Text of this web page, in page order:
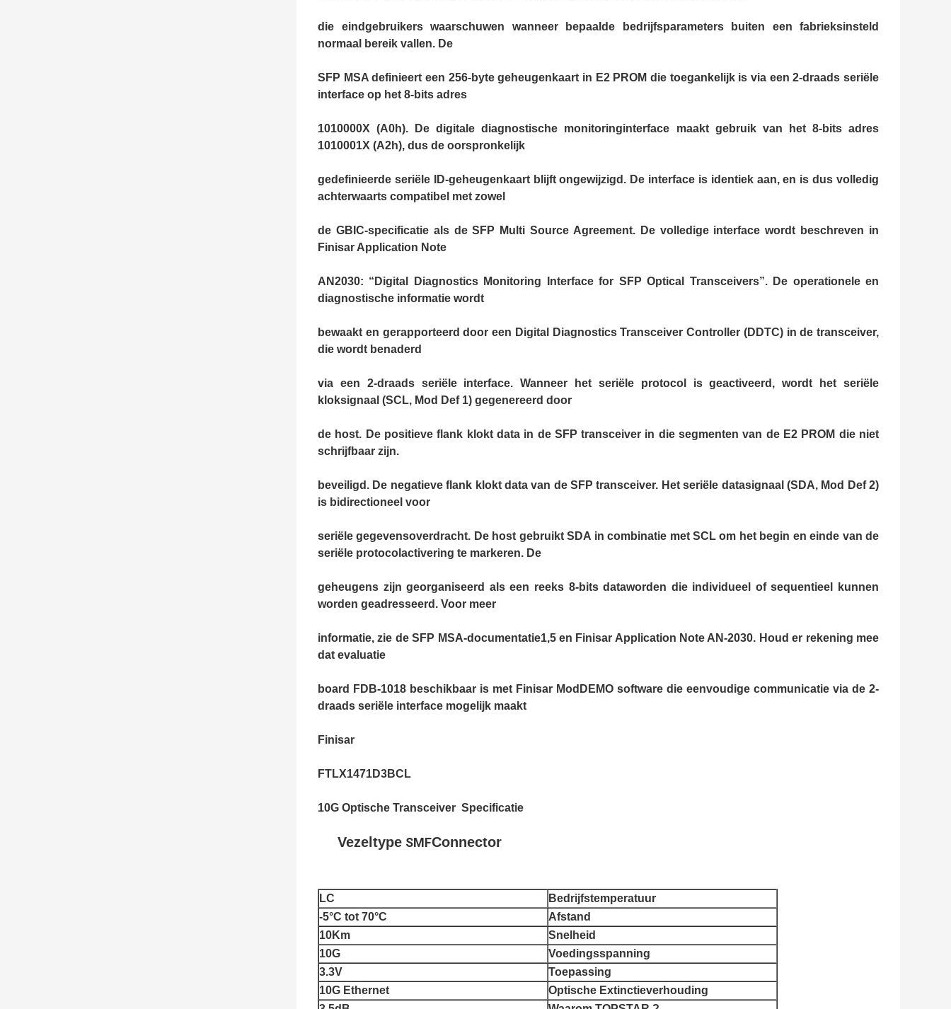
die eindgebruikers waarschuwen wanneer bepaalde bedrijfsparameters buiten een fabrieksinsteld
normaal bereik vallen. De
SFP MSA definieert een 256-byte geheugenkaart in E2 PROM die toegankelijk is via een 2-draads seriële
interface op het 8-bits adres
1010000X (A0h). De digitale diagnostische monitoringinterface maakt gebruik van het 8-bits adres
1010001X (A2h), dus de oorspronkelijk
gedefinieerde seriële ID-geheugenkaart blijft ongewijzigd. De interface is identiek aan, en is dus volledig
achterwaarts compatibel met zowel
de GBIC-specificatie als de SFP Multi Source Agreement. De volledige interface wordt beschreven in
Finisar Application Note
AN2030: “Digital Diagnostics Monitoring Interface for SFP Optical Transceivers”. De operationele en
diagnostische informatie wordt
bewaakt en gerapporteerd door een Digital Diagnostics Transceiver Controller (DDTC) in de transceiver,
die wordt benaderd
via een 2-draads seriële interface. Wanneer het seriële protocol is geactiveerd, wordt het seriële
kloksignaal (SCL, Mod Def 1) gegenereerd door
de host. De positieve flank klokt data in de SFP transceiver in die segmenten van de E2 PROM die niet
schrijfbaar zijn.
beveiligd. De negatieve flank klokt data van de SFP transceiver. Het seriële datasignaal (SDA, Mod Def 2)
is bidirectioneel voor
seriële gegevensoverdracht. De host gebruikt SDA in combinatie met SCL om het begin en einde van de
seriële protocolactivering te markeren. De
geheugens zijn georganiseerd als een reeks 8-bits dataworden die individueel of sequentieel kunnen
worden geadresseerd. Voor meer
informatie, zie de SFP MSA-documentatie1,5 en Finisar Application Note AN-2030. Houd er rekening mee
dat evaluatie
board FDB-1018 beschikbaar is met Finisar ModDEMO software die eenvoudige communicatie via de 2-
draads seriële interface mogelijk maakt
Finisar
FTLX1471D3BCL
10G Optische Transceiver Specificatie
Vezeltype SMFConnector
LC
Bedrijfstemperatuur
-5°C tot 70°C
Afstand
10Km
Snelheid
10G
Voedingsspanning
3.3V
Toepassing
10G Ethernet
Optische Extinctieverhouding